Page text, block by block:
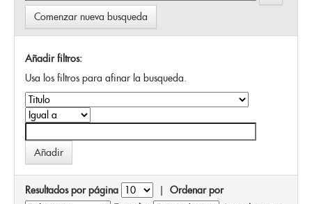
Comenzar nueva busqueda
Añadir filtros:
Usa los filtros para afinar la busqueda.
Resultados por página | Ordenar por